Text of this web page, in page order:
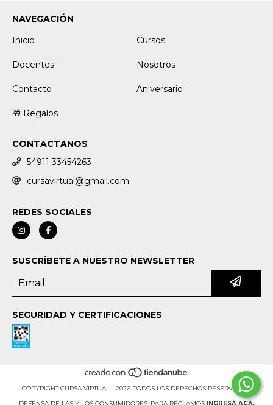
NAVEGACIÓN
Inicio
Cursos
Docentes Nosotros
Contacto Aniversario
🎁 Regalos
CONTACTANOS
54911 33454263
cursavirtual@gmail.com
REDES SOCIALES
SUSCRÍBETE A NUESTRO NEWSLETTER
SEGURIDAD Y CERTIFICACIONES
COPYRIGHT CURSA VIRTUAL - 2026. TODOS LOS DERECHOS RESERVADOS.